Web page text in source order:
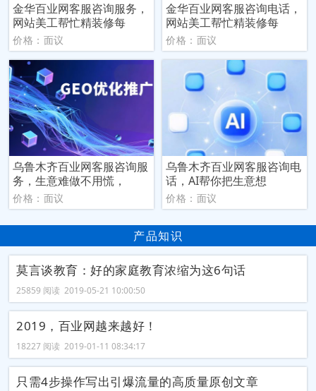
金华百业网客服咨询服务，
网站美工帮忙精装修每
价格：面议
金华百业网客服咨询电话，
网站美工帮忙精装修每
价格：面议
乌鲁木齐百业网客服咨询服
务，生意难做不用慌，
价格：面议
乌鲁木齐百业网客服咨询电
话，AI帮你把生意想
价格：面议
产品知识
莫言谈教育：好的家庭教育浓缩为这6句话
25859 阅读 2019-05-21 10:00:50
2019，百业网越来越好！
18227 阅读 2019-01-11 08:34:17
只需4步操作写出引爆流量的高质量原创文章